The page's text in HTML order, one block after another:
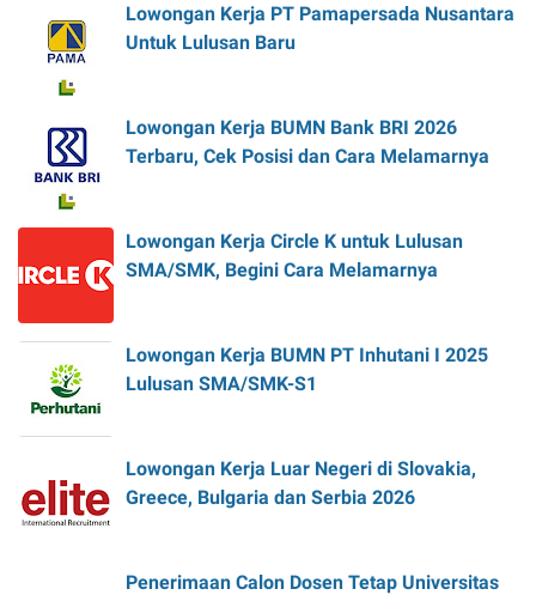
Lowongan Kerja PT Pamapersada Nusantara
Untuk Lulusan Baru
Lowongan Kerja BUMN Bank BRI 2026
Terbaru, Cek Posisi dan Cara Melamarnya
Lowongan Kerja Circle K untuk Lulusan
SMA/SMK, Begini Cara Melamarnya
Lowongan Kerja BUMN PT Inhutani I 2025
Lulusan SMA/SMK-S1
Lowongan Kerja Luar Negeri di Slovakia,
Greece, Bulgaria dan Serbia 2026
Penerimaan Calon Dosen Tetap Universitas